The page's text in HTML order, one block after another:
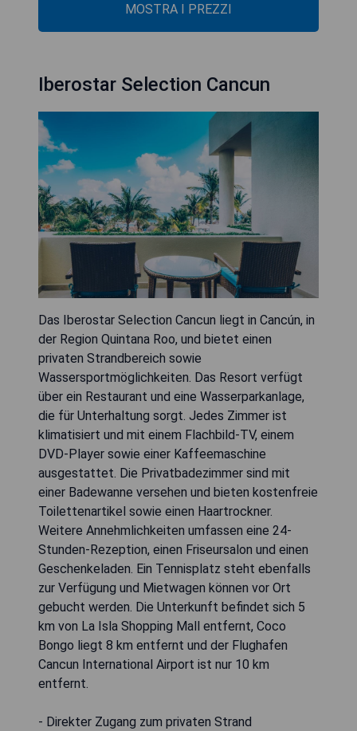
MOSTRA I PREZZI
Iberostar Selection Cancun
Das Iberostar Selection Cancun liegt in Cancún, in
der Region Quintana Roo, und bietet einen
privaten Strandbereich sowie
Wassersportmöglichkeiten. Das Resort verfügt
über ein Restaurant und eine Wasserparkanlage,
die für Unterhaltung sorgt. Jedes Zimmer ist
klimatisiert und mit einem Flachbild-TV, einem
DVD-Player sowie einer Kaffeemaschine
ausgestattet. Die Privatbadezimmer sind mit
einer Badewanne versehen und bieten kostenfreie
Toilettenartikel sowie einen Haartrockner.
Weitere Annehmlichkeiten umfassen eine 24-
Stunden-Rezeption, einen Friseursalon und einen
Geschenkeladen. Ein Tennisplatz steht ebenfalls
zur Verfügung und Mietwagen können vor Ort
gebucht werden. Die Unterkunft befindet sich 5
km von La Isla Shopping Mall entfernt, Coco
Bongo liegt 8 km entfernt und der Flughafen
Cancun International Airport ist nur 10 km
entfernt.
- Direkter Zugang zum privaten Strand